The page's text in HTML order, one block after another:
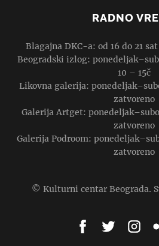
RADNO
Blagajna DKC-a: od 16 do 21
Beogradski izlog:
10 – 15č
Likovna galerija:
zatvoreno
Galerija Artget:
zatvoreno
Galerija Podroom:
zatvoreno
© Kulturni centar Beograda.